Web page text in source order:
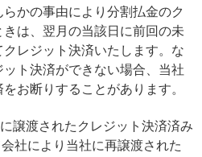
かの事由により分割払金のク
は、翌月の当該日に前回の未
レジット決済いたします。な
ト決済ができない場合、当社
お断りすることがあります。
譲渡されたクレジット決済済み
社により当社に再譲渡された